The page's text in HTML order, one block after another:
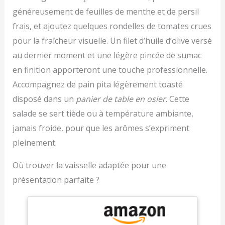
normes exceptionnelles
de valeur, de la culture à
l'emballage, afin de
assurer une qualité
constante des produits.
Multifonctionnelle - Le
coupe légumes peut
trancher, découper,
non seulement pour
couper les légumes, mais
aussi pour préparer des
compléments
alimentaires pour bébés ;
le panier d'égouttage
filtre l'excès d'eau ; le
récipient et le couvercle
ondes. Adapté au Micro-
multifonctionnels
peuvent être utilisés
comme bac à légumes
répondre à différents
besoins. Choisissez des
tranches fines (1 mm),
moyennes (2 mm) ou
épaisses (4 mm) selon
les ingrédients et les
recettes. Afin de
ingrédients et types de
préparation, pour une
préparation plus efficace
et flexible Préparation
rapide et efficace –
découper ou une
assiette, ou placez la
d'un bol.. Fruits et
légumes sont coupés en
quelques secondes :
généreusement de feuilles de menthe et de persil
frais, et ajoutez quelques rondelles de tomates crues
pour la fraîcheur visuelle. Un filet d’huile d’olive versé
au dernier moment et une légère pincée de sumac
en finition apporteront une touche professionnelle.
Accompagnez de pain pita légèrement toasté
disposé dans un panier de table en osier. Cette
salade se sert tiède ou à température ambiante,
jamais froide, pour que les arômes s’expriment
pleinement.
Où trouver la vaisselle adaptée pour une
présentation parfaite ?